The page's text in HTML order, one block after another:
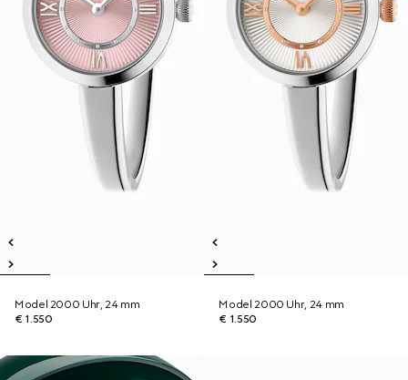
Model 2000 Uhr, 24 mm
€ 1.550
Model 2000 Uhr, 24 mm
€ 1.550